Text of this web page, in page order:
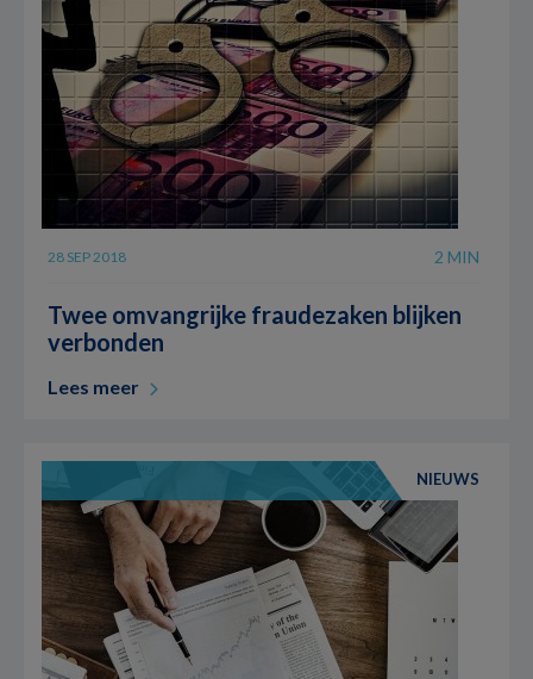
28 SEP 2018 2 MIN
Twee omvangrijke fraudezaken blijken
verbonden
Lees meer
NIEUWS